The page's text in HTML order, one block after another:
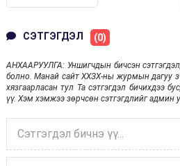
СЭТГЭГДЭЛ (0)
АНХААРУУЛГА: Уншигчдын бичсэн
болно. Манай сайт ХХЗХ-ны журмын дагуу
хязгаарласан тул Та сэтгэгдэл бичихдээ
үү. Хэм хэмжээ зөрчсөн сэтгэгдлийг админ